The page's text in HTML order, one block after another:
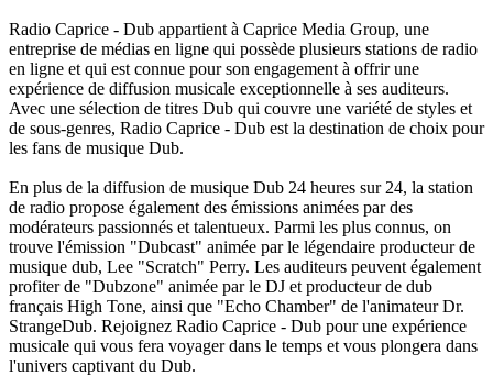
Radio Caprice - Dub appartient à Caprice Media Group, une
entreprise de médias en ligne qui possède plusieurs stations de radio
en ligne et qui est connue pour son engagement à offrir une
expérience de diffusion musicale exceptionnelle à ses auditeurs.
Avec une sélection de titres Dub qui couvre une variété de styles et
de sous-genres, Radio Caprice - Dub est la destination de choix pour
les fans de musique Dub.
En plus de la diffusion de musique Dub 24 heures sur 24, la station
de radio propose également des émissions animées par des
modérateurs passionnés et talentueux. Parmi les plus connus, on
trouve l'émission "Dubcast" animée par le légendaire producteur de
musique dub, Lee "Scratch" Perry. Les auditeurs peuvent également
profiter de "Dubzone" animée par le DJ et producteur de dub
français High Tone, ainsi que "Echo Chamber" de l'animateur Dr.
StrangeDub. Rejoignez Radio Caprice - Dub pour une expérience
musicale qui vous fera voyager dans le temps et vous plongera dans
l'univers captivant du Dub.